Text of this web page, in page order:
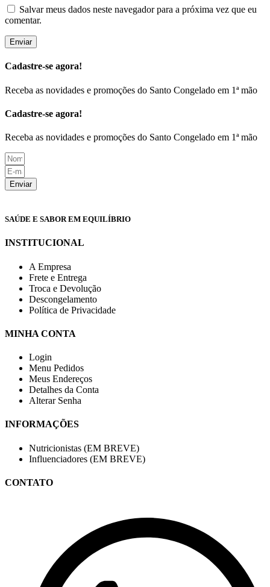
Salvar meus dados neste navegador para a próxima vez que eu
comentar.
Cadastre-se agora!
Receba as novidades e promoções do Santo Congelado em 1ª mão
Cadastre-se agora!
Receba as novidades e promoções do Santo Congelado em 1ª mão
Enviar
SAÚDE E SABOR EM EQUILÍBRIO
INSTITUCIONAL
A Empresa
Frete e Entrega
Troca e Devolução
Descongelamento
Política de Privacidade
MINHA CONTA
Login
Menu Pedidos
Meus Endereços
Detalhes da Conta
Alterar Senha
INFORMAÇÕES
Nutricionistas (EM BREVE)
Influenciadores (EM BREVE)
CONTATO